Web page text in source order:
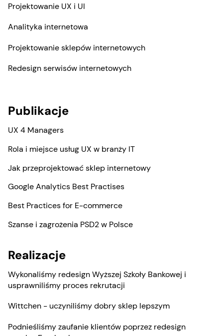
Projektowanie UX i UI
Analityka internetowa
Projektowanie sklepów internetowych
Redesign serwisów internetowych
Publikacje
UX 4 Managers
Rola i miejsce usług UX w branży IT
Jak przeprojektować sklep internetowy
Google Analytics Best Practises
Best Practices for E-commerce
Szanse i zagrożenia PSD2 w Polsce
Realizacje
Wykonaliśmy redesign Wyższej Szkoły Bankowej i
usprawniliśmy proces rekrutacji
Wittchen - uczyniliśmy dobry sklep lepszym
Podnieśliśmy zaufanie klientów poprzez redesign